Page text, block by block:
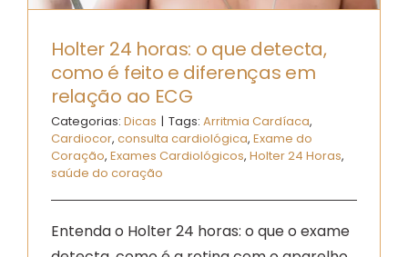
Holter 24 horas: o que detecta,
como é feito e diferenças em
relação ao ECG
Categorias: Dicas | Tags: Arritmia Cardíaca,
Cardiocor, consulta cardiológica, Exame do
Coração, Exames Cardiológicos, Holter 24 Horas,
saúde do coração
Entenda o Holter 24 horas: o que o exame